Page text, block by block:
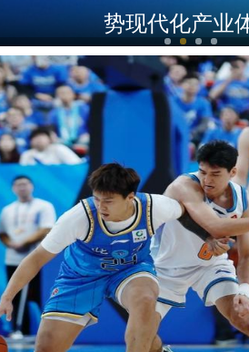
势现代化产业